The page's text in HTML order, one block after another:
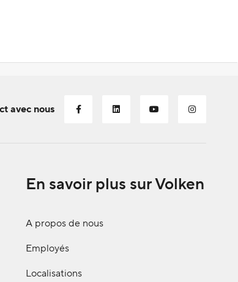
avec nous
En savoir plus sur Volken
A propos de nous
Employés
Localisations